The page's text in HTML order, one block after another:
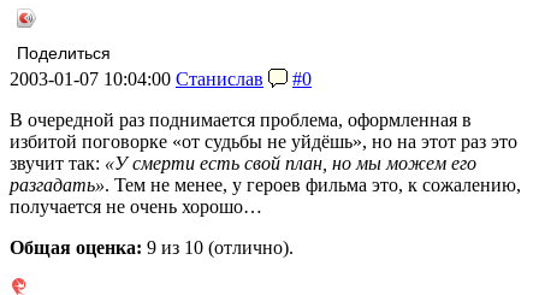
Поделиться
2003-01-07 10:04:00 Станислав
#0
В очередной раз поднимается проблема, оформленная в
избитой поговорке «от судьбы не уйдёшь», но на этот раз это
звучит так: «У смерти есть свой план, но мы можем его
разгадать». Тем не менее, у героев фильма это, к сожалению,
получается не очень хорошо…
Общая оценка: 9 из 10 (отлично).